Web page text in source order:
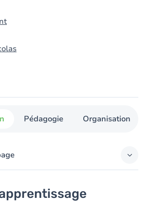
Pédagogie Organisation